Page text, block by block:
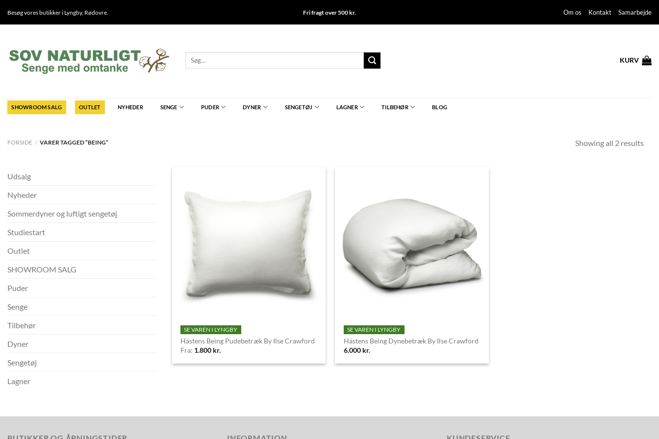
Besøg vores butikker i Lyngby, Rødovre Fri fragt over 500 kr. Om os Kontakt Samarbejde
Søg
efter:
KURV
SHOWROOM SALG OUTLET NYHEDER SENGE PUDER DYNER SENGETØJ LAGNER TILBEHØR BLOG
FORSIDE / VARER TAGGED “BEING” Showing all 2 results
Udsalg
Nyheder
Sommerdyner og luftigt sengetøj
Studiestart
Outlet
SHOWROOM SALG
Puder
Senge
Tilbehør
Dyner
Sengetøj
Lagner
SE VAREN I LYNGBY
Hästens Being Pudebetræk By Ilse Crawford
Fra: 1.800 kr.
SE VAREN I LYNGBY
Hästens Being Dynebetræk By Ilse Crawford
6.000 kr.